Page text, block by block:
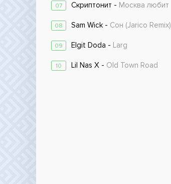
07 Скриптонит - Москва любит
08 Sam Wick - Сон (Jarico Remix)
09 Elgit Doda - Larg
10 Lil Nas X - Old Town Road